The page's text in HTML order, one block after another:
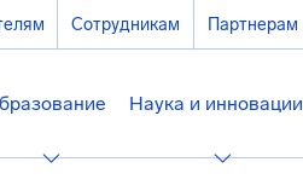
Сотрудникам Партнерам
Наука и инновации